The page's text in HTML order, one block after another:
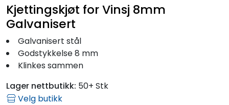
Kjettingskjøt for Vinsj 8mm
Galvanisert
Galvanisert stål
Godstykkelse 8 mm
Klinkes sammen
Lager nettbutikk: 50+ Stk
Velg butikk